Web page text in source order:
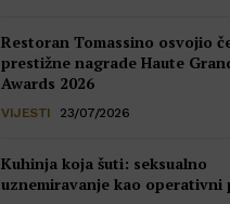
Restoran Tomassino osvojio
prestižne nagrade Haute
Awards 2026
VIJESTI 23/07/2026
Kuhinja koja šuti: seksualno
uznemiravanje kao operativni